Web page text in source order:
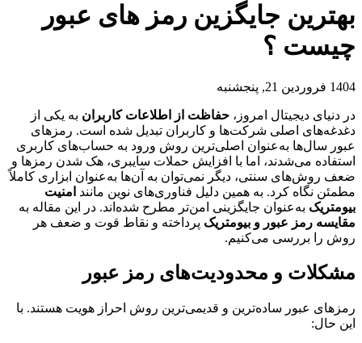
بهترین جایگزین رمز های عبور
چیست ؟
1404 فروردین 21, پنجشنبه
در دنیای دیجیتال امروز، حفاظت از اطلاعات کاربران به یکی از
دغدغه‌های اصلی شرکت‌ها و کاربران تبدیل شده است. رمزهای
عبور سال‌ها به‌عنوان اصلی‌ترین روش ورود به حساب‌های کاربری
استفاده می‌شدند، اما با افزایش حملات سایبری، هک شدن رمزها و
ضعف روش‌های سنتی، دیگر نمی‌توان به آن‌ها به‌عنوان ابزاری کاملاً
مطمئن نگاه کرد. به همین دلیل فناوری‌های نوین مانند امنیت
بیومتریک به‌عنوان جایگزینی امن‌تر مطرح شده‌اند. در این مقاله به
مقایسه رمز عبور و بیومتریک پرداخته و نقاط قوت و ضعف هر
روش را بررسی می‌کنیم.
مشکلات و محدودیت‌های رمز عبور
رمزهای عبور ساده‌ترین و قدیمی‌ترین روش احراز هویت هستند. با
این حال: